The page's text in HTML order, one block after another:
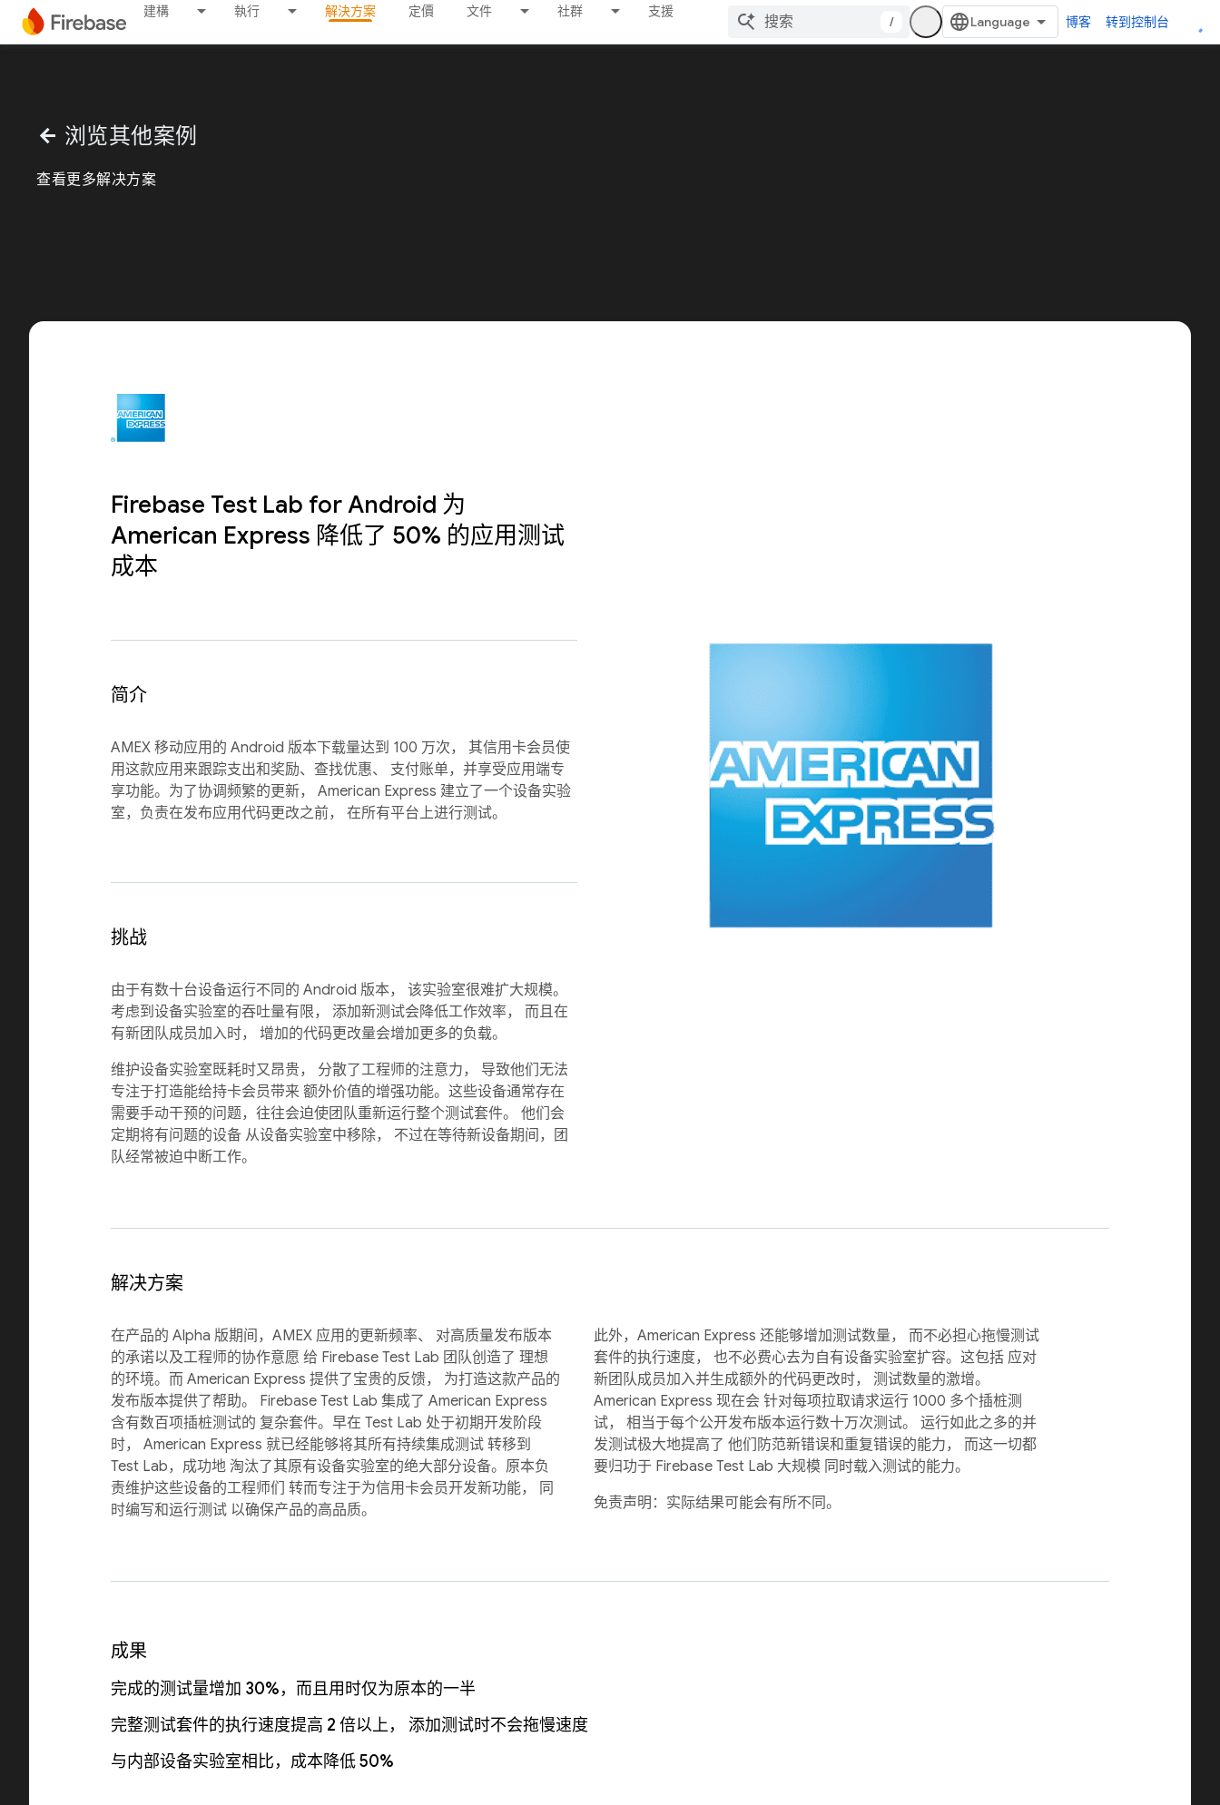
建構 執行 解決方案 定價 文件 社群 支援
/ 博客 转到控制台
arrow_back 浏览其他案例
查看更多解决方案
Firebase Test Lab for Android 为
American Express 降低了 50% 的应用测试
成本
简介
AMEX 移动应用的 Android 版本下载量达到 100 万次， 其信用卡会员使
用这款应用来跟踪支出和奖励、查找优惠、 支付账单，并享受应用端专
享功能。为了协调频繁的更新， American Express 建立了一个设备实验
室，负责在发布应用代码更改之前， 在所有平台上进行测试。
挑战
由于有数十台设备运行不同的 Android 版本， 该实验室很难扩大规模。
考虑到设备实验室的吞吐量有限， 添加新测试会降低工作效率， 而且在
有新团队成员加入时， 增加的代码更改量会增加更多的负载。
维护设备实验室既耗时又昂贵， 分散了工程师的注意力， 导致他们无法
专注于打造能给持卡会员带来 额外价值的增强功能。这些设备通常存在
需要手动干预的问题，往往会迫使团队重新运行整个测试套件。 他们会
定期将有问题的设备 从设备实验室中移除， 不过在等待新设备期间，团
队经常被迫中断工作。
解决方案
在产品的 Alpha 版期间，AMEX 应用的更新频率、 对高质量发布版本
的承诺以及工程师的协作意愿 给 Firebase Test Lab 团队创造了 理想
的环境。而 American Express 提供了宝贵的反馈， 为打造这款产品的
发布版本提供了帮助。 Firebase Test Lab 集成了 American Express
含有数百项插桩测试的 复杂套件。早在 Test Lab 处于初期开发阶段
时， American Express 就已经能够将其所有持续集成测试 转移到
Test Lab，成功地 淘汰了其原有设备实验室的绝大部分设备。原本负
责维护这些设备的工程师们 转而专注于为信用卡会员开发新功能， 同
时编写和运行测试 以确保产品的高品质。
此外，American Express 还能够增加测试数量， 而不必担心拖慢测试
套件的执行速度， 也不必费心去为自有设备实验室扩容。这包括 应对
新团队成员加入并生成额外的代码更改时， 测试数量的激增。
American Express 现在会 针对每项拉取请求运行 1000 多个插桩测
试， 相当于每个公开发布版本运行数十万次测试。 运行如此之多的并
发测试极大地提高了 他们防范新错误和重复错误的能力， 而这一切都
要归功于 Firebase Test Lab 大规模 同时载入测试的能力。
免责声明：实际结果可能会有所不同。
成果
完成的测试量增加 30%，而且用时仅为原本的一半
完整测试套件的执行速度提高 2 倍以上， 添加测试时不会拖慢速度
与内部设备实验室相比，成本降低 50%